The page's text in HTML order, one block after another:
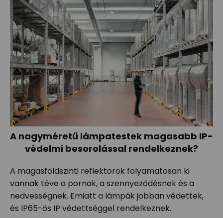
A nagyméretű lámpatestek magasabb IP-
védelmi besorolással rendelkeznek?
A magasföldszinti reflektorok folyamatosan ki
vannak téve a pornak, a szennyeződésnek és a
nedvességnek. Emiatt a lámpák jobban védettek,
és IP65-ös IP védettséggel rendelkeznek.